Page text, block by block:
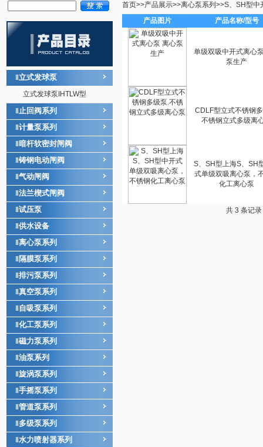
立式发球泵
立式发球泵IHTLW型
止回阀系列
计量泵系列
暗杆软密封闸阀
铸钢电动闸阀
气动闸阀
法兰楔式闸阀
试压泵
供水设备
离心泵系列
隔膜泵系列
排污泵系列
真空泵系列
自吸泵系列
化工泵系列
磁力泵系列
油泵系列
旋涡泵系列
手摇泵系列
管道泵系列
多级泵系列
水力喷射器系列
首页>>产品展示>>离心泵系列 >>S、SH型中
产品图片
产品名称/型号
单级双吸中开式离心
泵生产
CDLF型立式不锈钢
不锈钢立式多级离
S、SH型上海S、SH
式单级双吸离心泵，
化工离心泵
共 3 条记